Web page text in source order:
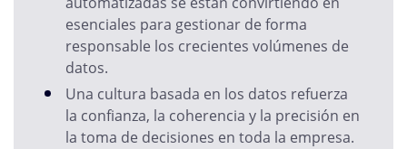
esenciales para gestionar de forma
responsable los crecientes volúmenes de
datos.
Una cultura basada en los datos refuerza
la confianza, la coherencia y la precisión en
la toma de decisiones en toda la empresa.